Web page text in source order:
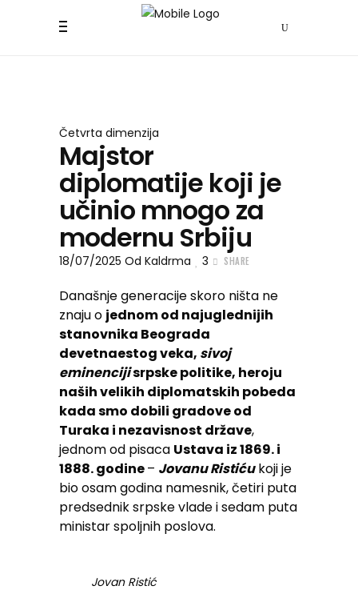
Četvrta dimenzija
Majstor
diplomatije koji je
učinio mnogo za
modernu Srbiju
18/07/2025 Od Kaldrma 3 SHARE
Današnje generacije skoro ništa ne
znaju o jednom od najuglednijih
stanovnika Beograda
devetnaestog veka, sivoj
eminencijisrpske politike, heroju
naših velikih diplomatskih pobeda
kada smo dobili gradove od
Turaka i nezavisnost države,
jednom od pisaca Ustava iz 1869. i
1888. godine– Jovanu Ristićukoji je
bio osam godina namesnik, četiri puta
predsednik srpske vlade i sedam puta
ministar spoljnih poslova.
Jovan Ristić